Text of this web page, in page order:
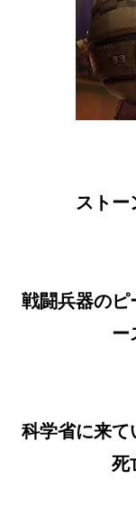
ストー
戦闘兵器のピ
ー
科学省に来て
死